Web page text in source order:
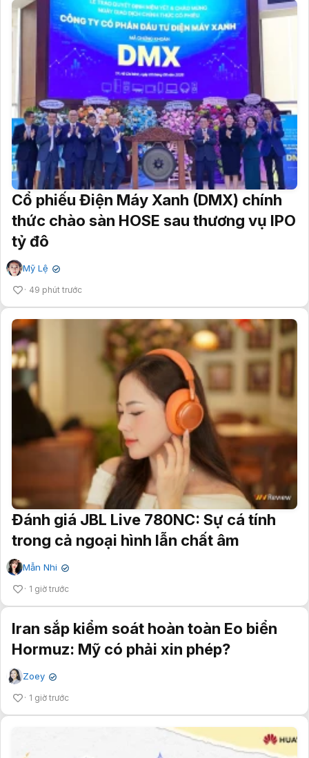
Cổ phiếu Điện Máy Xanh (DMX) chính
thức chào sàn HOSE sau thương vụ IPO
tỷ đô
Mỹ Lệ ✔
49 phút trước
Đánh giá JBL Live 780NC: Sự cá tính
trong cả ngoại hình lẫn chất âm
Mẫn Nhi ✔
1 giờ trước
Iran sắp kiểm soát hoàn toàn Eo biển
Hormuz: Mỹ có phải xin phép?
Zoey ✔
1 giờ trước